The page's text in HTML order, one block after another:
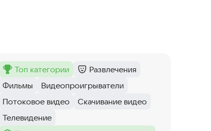
Метка:
топ категории
Категория :
Развлечения
Тег:
Фильмы
Тег:
Видеопроигрыватели
Тег :
Потоковое видео
Тег:
Скачивание видео
Тег:
Телевидение